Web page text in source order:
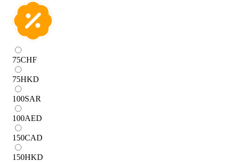
75CHF
75HKD
100SAR
100AED
150CAD
150HKD